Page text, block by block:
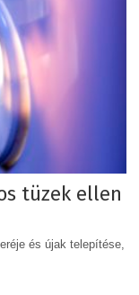
tüzek ellen
és újak telepítése,